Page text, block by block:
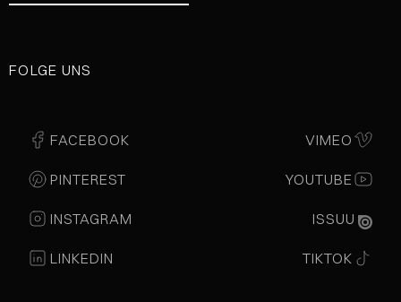
FOLGE UNS
FACEBOOK
PINTEREST
INSTAGRAM
LINKEDIN
VIMEO
YOUTUBE
ISSUU
TIKTOK